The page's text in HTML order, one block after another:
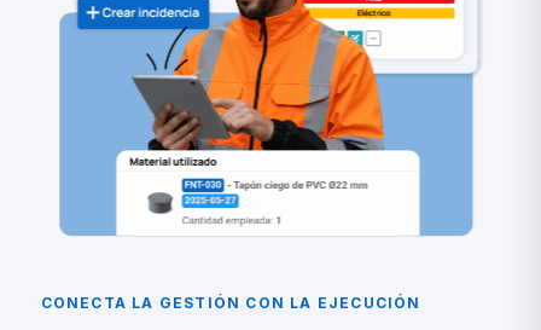
CONECTA LA GESTIÓN CON LA EJECUCIÓN